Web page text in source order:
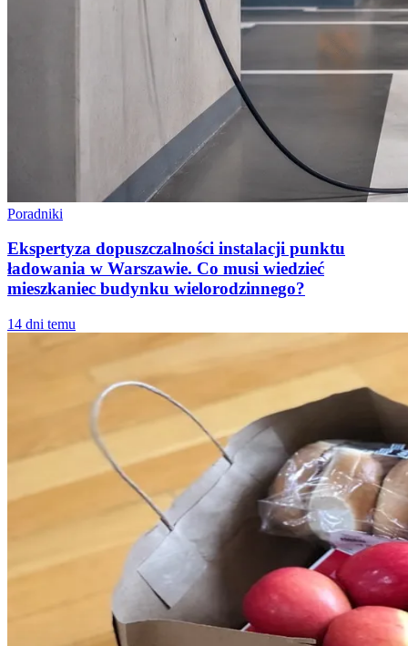
Poradniki
Ekspertyza dopuszczalności instalacji punktu
ładowania w Warszawie. Co musi wiedzieć
mieszkaniec budynku wielorodzinnego?
14 dni temu